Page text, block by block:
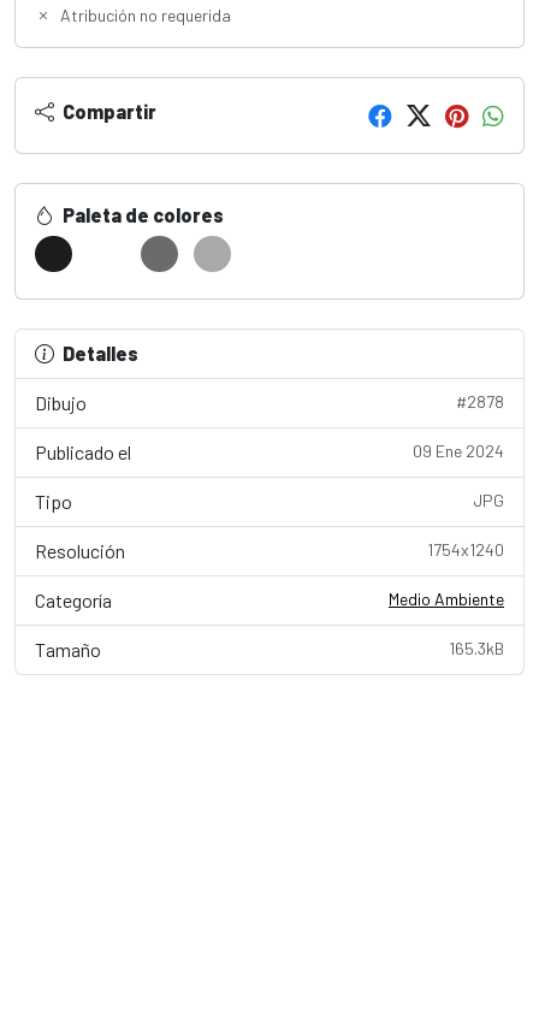
Atribución no requerida
Compartir
Paleta de colores
Detalles
Dibujo #2878
Publicado el 09 Ene 2024
Tipo JPG
Resolución 1754x1240
Categoría Medio Ambiente
Tamaño 165.3kB